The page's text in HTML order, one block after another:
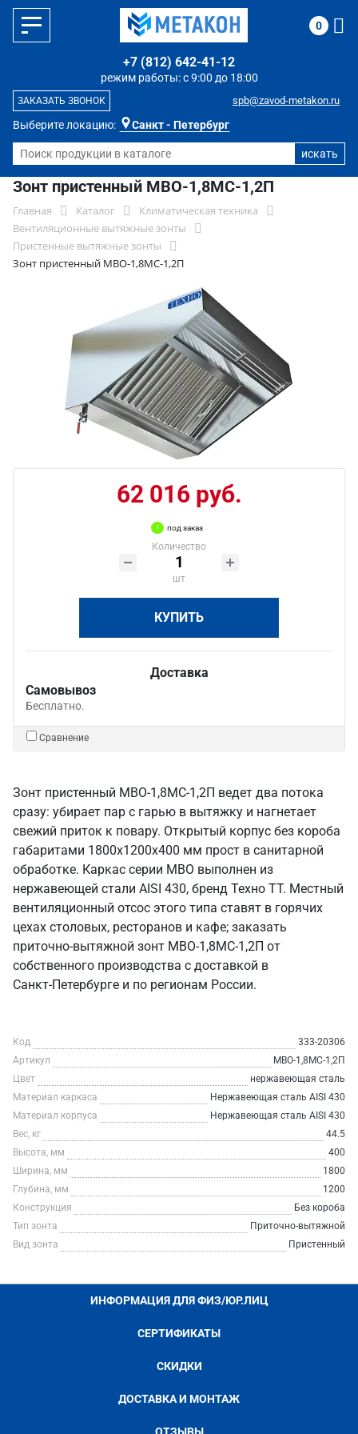
Выберите локацию: Санкт - Петербург
режим работы: с 9:00 до 18:00
+7 (812) 642-41-12
spb@zavod-metakon.ru
ЗАКАЗАТЬ ЗВОНОК
0
Зонт пристенный МВО-1,8МС-1,2П
Главная Каталог
Климатическая техника
Вентиляционные вытяжные зонты
Пристенные вытяжные зонты
Зонт пристенный МВО-1,8МС-1,2П
62 016 руб.
под заказ
Количество
шт
КУПИТЬ
Доставка
Самовывоз
Бесплатно.
Сравнение
Зонт пристенный МВО-1,8МС-1,2П ведет два потока
сразу: убирает пар с гарью в вытяжку и нагнетает
свежий приток к повару. Открытый корпус без короба
габаритами 1800х1200х400 мм прост в санитарной
обработке. Каркас серии МВО выполнен из
нержавеющей стали AISI 430, бренд Техно ТТ. Местный
вентиляционный отсос этого типа ставят в горячих
цехах столовых, ресторанов и кафе; заказать
приточно-вытяжной зонт МВО-1,8МС-1,2П от
собственного производства с доставкой в
Санкт‑Петербурге и по регионам России.
Код
333-20306
Артикул
МВО-1,8МС-1,2П
Цвет
нержавеющая сталь
Материал каркаса
Нержавеющая сталь AISI 430
Материал корпуса
Нержавеющая сталь AISI 430
Вес, кг
44.5
Высота, мм
400
Ширина, мм
1800
Глубина, мм
1200
Конструкция
Без короба
Тип зонта
Приточно-вытяжной
Вид зонта
Пристенный
ИНФОРМАЦИЯ ДЛЯ ФИЗ/ЮР.ЛИЦ
СЕРТИФИКАТЫ
СКИДКИ
ДОСТАВКА И МОНТАЖ